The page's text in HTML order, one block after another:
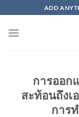
ไป
ADD
การออก
สะท้อนถึง
การ